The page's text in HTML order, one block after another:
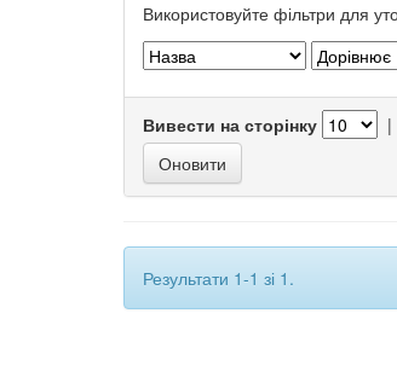
Використовуйте фільтри для
Вивести на сторінку |
Результати 1-1 зі 1.